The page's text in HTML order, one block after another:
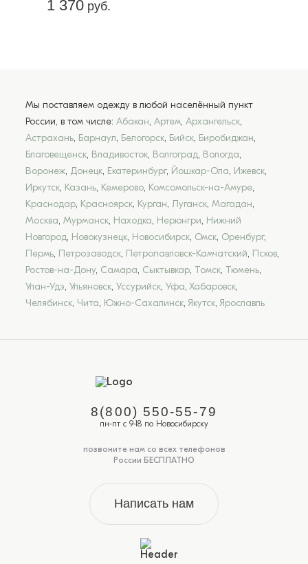
1 370 руб.
Мы поставляем одежду в любой населённый пункт
России, в том числе: Абакан, Артем, Архангельск,
Астрахань, Барнаул, Белогорск, Бийск, Биробиджан,
Благовещенск, Владивосток, Волгоград, Вологда,
Воронеж, Донецк, Екатеринбург, Йошкар-Ола, Ижевск,
Иркутск, Казань, Кемерово, Комсомольск-на-Амуре,
Краснодар, Красноярск, Курган, Луганск, Магадан,
Москва, Мурманск, Находка, Нерюнгри, Нижний
Новгород, Новокузнецк, Новосибирск, Омск, Оренбург,
Пермь, Петрозаводск, Петропавловск-Камчатский, Псков,
Ростов-на-Дону, Самара, Сыктывкар, Томск, Тюмень,
Улан-Удэ, Ульяновск, Уссурийск, Уфа, Хабаровск,
Челябинск, Чита, Южно-Сахалинск, Якутск, Ярославль
8(800) 550-55-79
пн-пт с 9-18 по Новосибирску
позвоните нам со всех телефонов
России БЕСПЛАТНО
Написать нам